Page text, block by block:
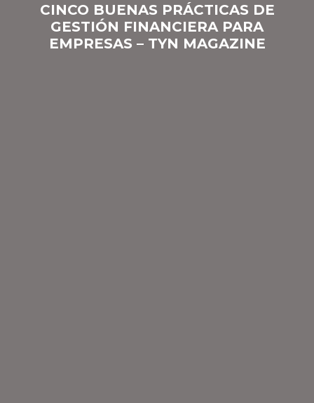
CINCO BUENAS PRÁCTICAS DE
GESTIÓN FINANCIERA PARA
EMPRESAS – TYN MAGAZINE